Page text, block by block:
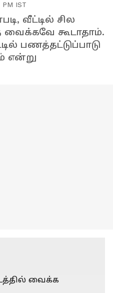
PM IST
வீட்டில் சில
கூடாதாம்.
பணத்தட்டுப்பாடு
என்று